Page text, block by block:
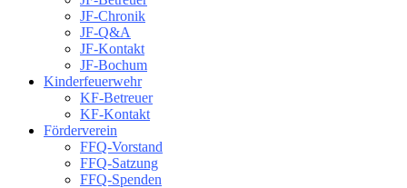
JF-Chronik
JF-Q&A
JF-Kontakt
JF-Bochum
Kinderfeuerwehr
KF-Betreuer
KF-Kontakt
Förderverein
FFQ-Vorstand
FFQ-Satzung
FFQ-Spenden